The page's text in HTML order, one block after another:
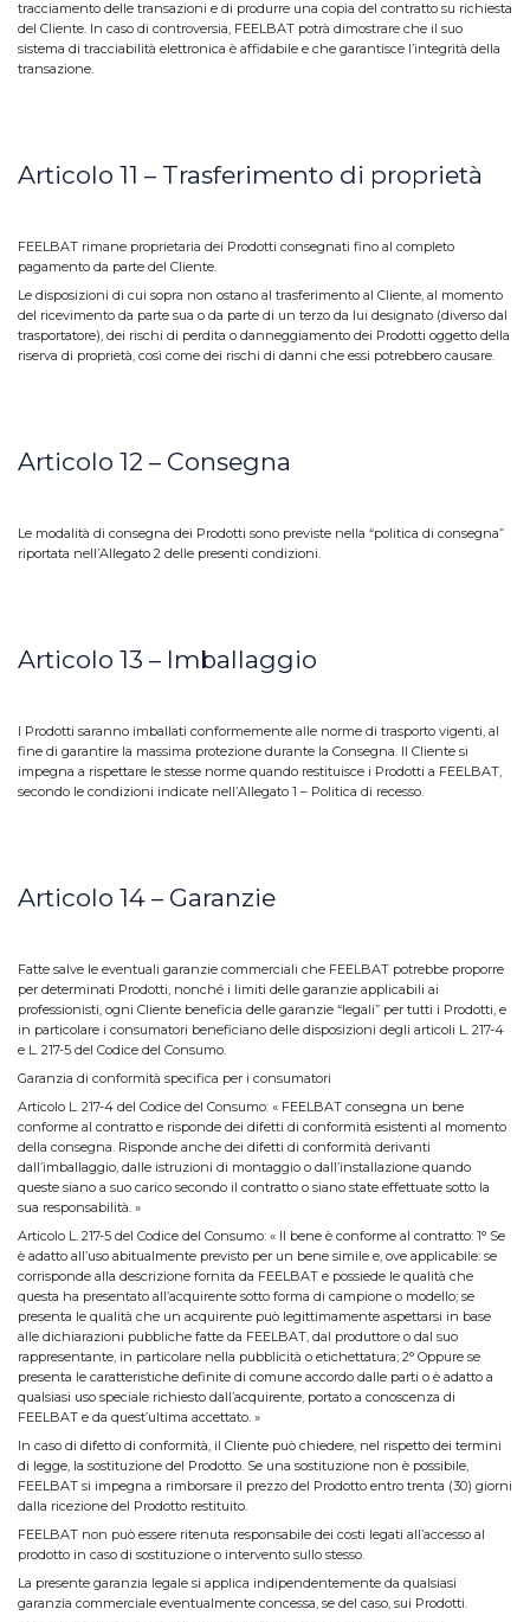
tracciamento delle transazioni e di produrre una copia del contratto su richiesta
del Cliente. In caso di controversia, FEELBAT potrà dimostrare che il suo
sistema di tracciabilità elettronica è affidabile e che garantisce l’integrità della
transazione.
Articolo 11 – Trasferimento di proprietà
FEELBAT rimane proprietaria dei Prodotti consegnati fino al completo
pagamento da parte del Cliente.
Le disposizioni di cui sopra non ostano al trasferimento al Cliente, al momento
del ricevimento da parte sua o da parte di un terzo da lui designato (diverso dal
trasportatore), dei rischi di perdita o danneggiamento dei Prodotti oggetto della
riserva di proprietà, così come dei rischi di danni che essi potrebbero causare.
Articolo 12 – Consegna
Le modalità di consegna dei Prodotti sono previste nella “politica di consegna”
riportata nell’Allegato 2 delle presenti condizioni.
Articolo 13 – Imballaggio
I Prodotti saranno imballati conformemente alle norme di trasporto vigenti, al
fine di garantire la massima protezione durante la Consegna. Il Cliente si
impegna a rispettare le stesse norme quando restituisce i Prodotti a FEELBAT,
secondo le condizioni indicate nell’Allegato 1 – Politica di recesso.
Articolo 14 – Garanzie
Fatte salve le eventuali garanzie commerciali che FEELBAT potrebbe proporre
per determinati Prodotti, nonché i limiti delle garanzie applicabili ai
professionisti, ogni Cliente beneficia delle garanzie “legali” per tutti i Prodotti, e
in particolare i consumatori beneficiano delle disposizioni degli articoli L. 217-4
e L. 217-5 del Codice del Consumo.
Garanzia di conformità specifica per i consumatori
Articolo L. 217-4 del Codice del Consumo: « FEELBAT consegna un bene
conforme al contratto e risponde dei difetti di conformità esistenti al momento
della consegna. Risponde anche dei difetti di conformità derivanti
dall’imballaggio, dalle istruzioni di montaggio o dall’installazione quando
queste siano a suo carico secondo il contratto o siano state effettuate sotto la
sua responsabilità. »
Articolo L. 217-5 del Codice del Consumo: « Il bene è conforme al contratto: 1° Se
è adatto all’uso abitualmente previsto per un bene simile e, ove applicabile: se
corrisponde alla descrizione fornita da FEELBAT e possiede le qualità che
questa ha presentato all’acquirente sotto forma di campione o modello; se
presenta le qualità che un acquirente può legittimamente aspettarsi in base
alle dichiarazioni pubbliche fatte da FEELBAT, dal produttore o dal suo
rappresentante, in particolare nella pubblicità o etichettatura; 2° Oppure se
presenta le caratteristiche definite di comune accordo dalle parti o è adatto a
qualsiasi uso speciale richiesto dall’acquirente, portato a conoscenza di
FEELBAT e da quest’ultima accettato. »
In caso di difetto di conformità, il Cliente può chiedere, nel rispetto dei termini
di legge, la sostituzione del Prodotto. Se una sostituzione non è possibile,
FEELBAT si impegna a rimborsare il prezzo del Prodotto entro trenta (30) giorni
dalla ricezione del Prodotto restituito.
FEELBAT non può essere ritenuta responsabile dei costi legati all’accesso al
prodotto in caso di sostituzione o intervento sullo stesso.
La presente garanzia legale si applica indipendentemente da qualsiasi
garanzia commerciale eventualmente concessa, se del caso, sui Prodotti.